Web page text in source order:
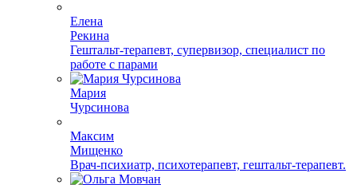
Елена
Рекина
Гештальт-терапевт, супервизор, специалист по
работе с парами
Мария
Чурсинова
Максим
Мищенко
Врач-психиатр, психотерапевт, гештальт-терапевт.